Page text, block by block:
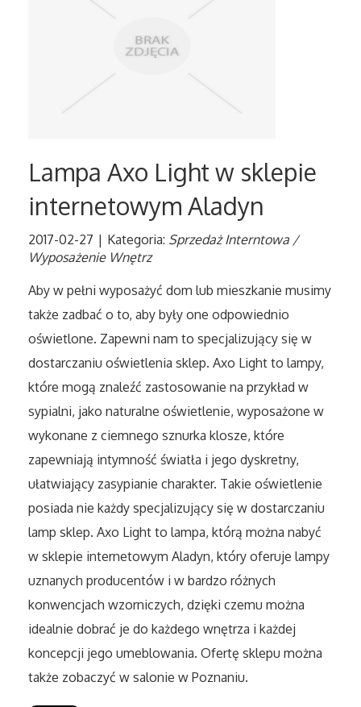
Sprzedaż Interntowa
Meble
Odzież
Sport
Art. Dla Zwierząt
Ogród, Rośliny
Chemia
Art. Spożywcze
Materiały Eksploatacyjne
Inne Sklepy
Lampa Axo Light w sklepie
internetowym Aladyn
2017-02-27 | Kategoria: Sprzedaż Interntowa /
Wyposażenie Wnętrz
Aby w pełni wyposażyć dom lub mieszkanie musimy
także zadbać o to, aby były one odpowiednio
oświetlone. Zapewni nam to specjalizujący się w
dostarczaniu oświetlenia sklep. Axo Light to lampy,
które mogą znaleźć zastosowanie na przykład w
sypialni, jako naturalne oświetlenie, wyposażone w
wykonane z ciemnego sznurka klosze, które
zapewniają intymność światła i jego dyskretny,
ułatwiający zasypianie charakter. Takie oświetlenie
posiada nie każdy specjalizujący się w dostarczaniu
lamp sklep. Axo Light to lampa, którą można nabyć
w sklepie internetowym Aladyn, który oferuje lampy
uznanych producentów i w bardzo różnych
konwencjach wzorniczych, dzięki czemu można
idealnie dobrać je do każdego wnętrza i każdej
koncepcji jego umeblowania. Ofertę sklepu można
także zobaczyć w salonie w Poznaniu.